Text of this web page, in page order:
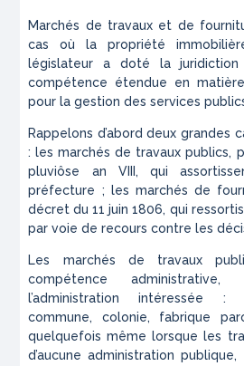
Marchés de travaux et de
cas où la propriété
législateur a doté la juridiction
compétence étendue en
pour la gestion des services
Rappelons d’abord deux grandes
: les marchés de travaux publics,
pluviôse an VIII, qui
préfecture ; les marchés de
décret du 11 juin 1806, qui
par voie de recours contre les
Les marchés de travaux
compétence
l’administration intéressée :
commune, colonie, fabrique
quelquefois même lorsque les
d’aucune administration